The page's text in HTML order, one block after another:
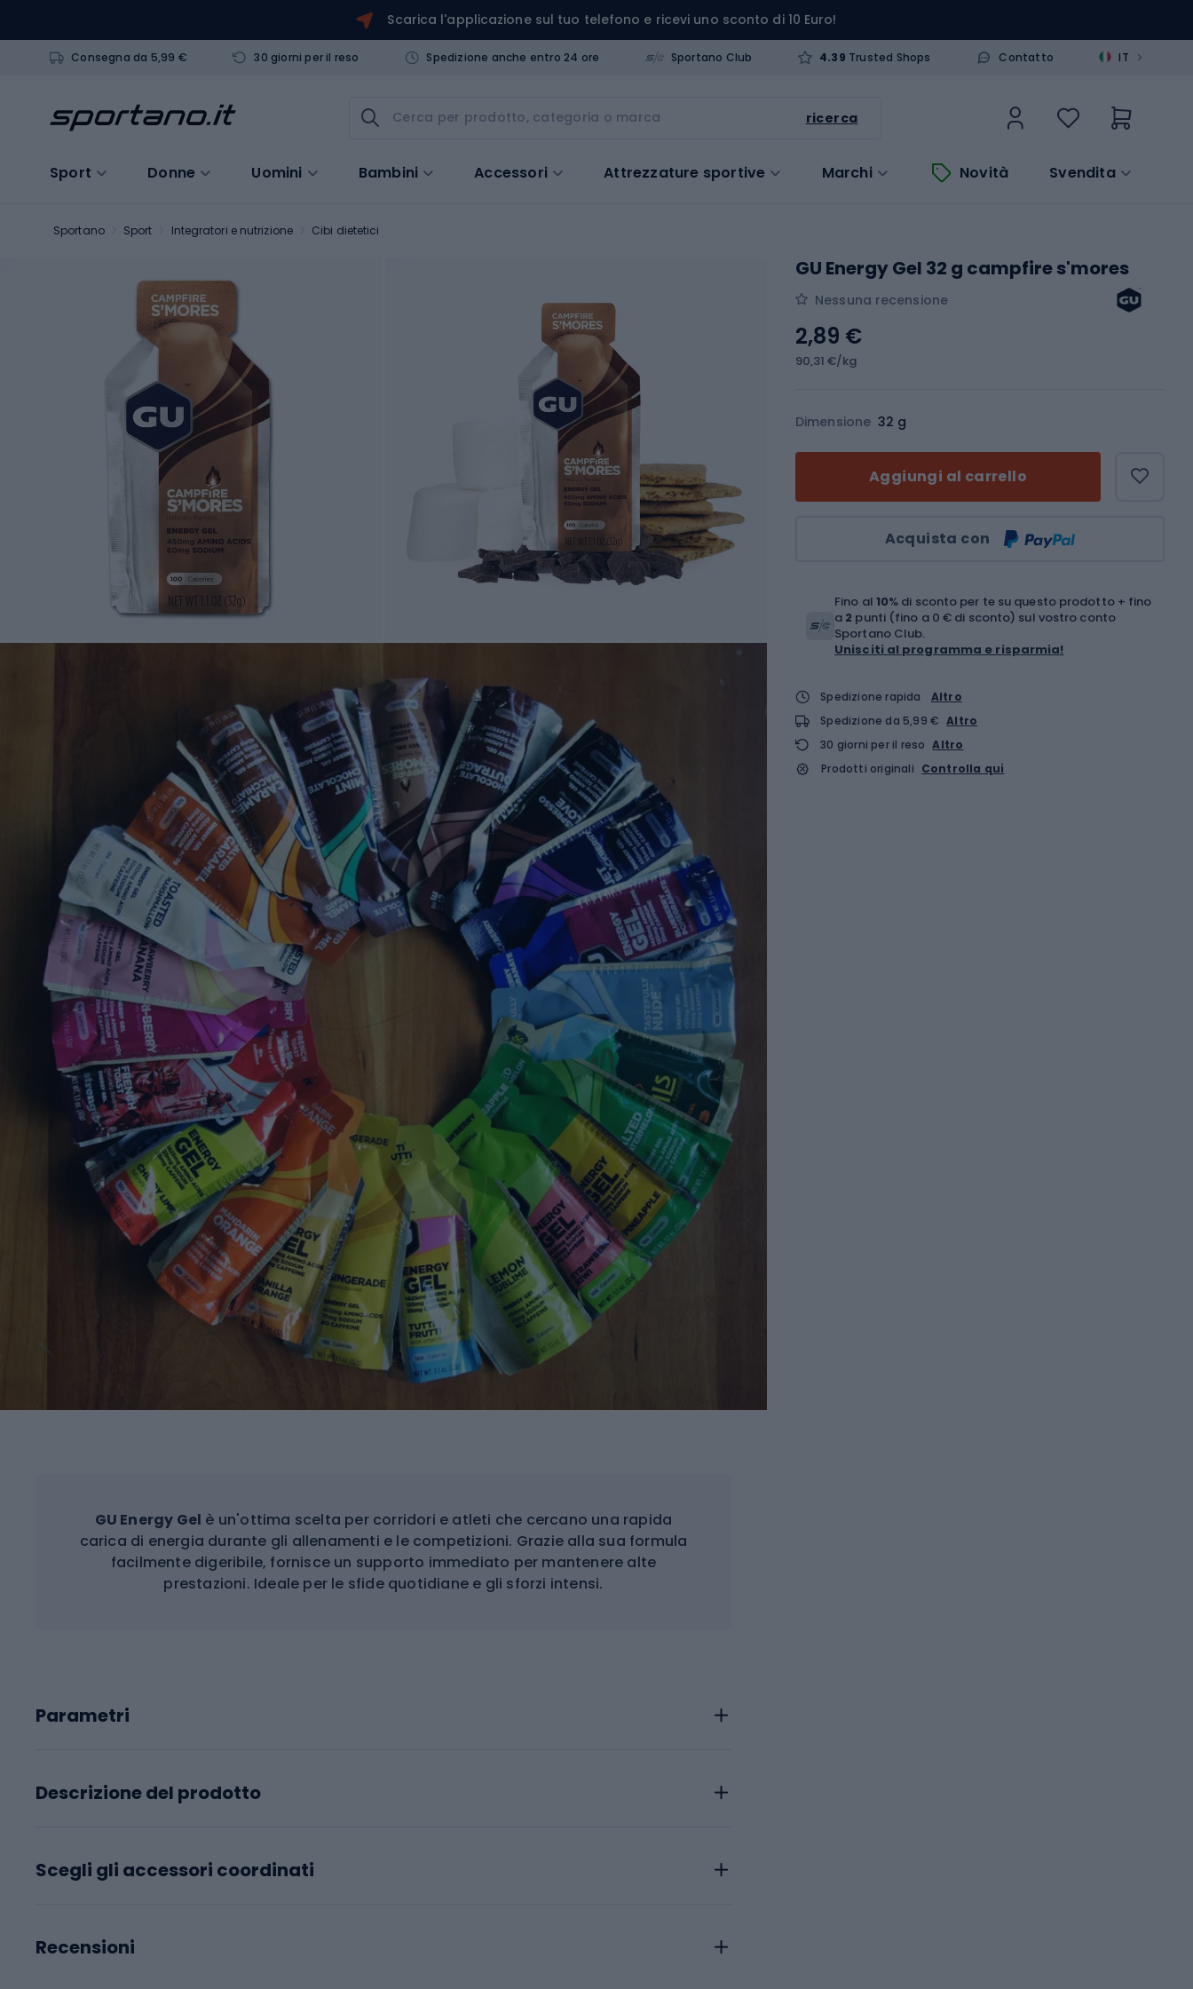
Scarica l'applicazione sul tuo telefono e ricevi uno sconto di 10 Euro!
Consegna da 5,99 € 30 giorni per il reso Spedizione anche entro 24 ore Sportano Club 4.39 Trusted Shops Contatto IT >
ricerca
Sport Donne Uomini Bambini Accessori Attrezzature sportive Marchi Novità Svendita
Sportano Sport Integratori e nutrizione Cibi dietetici
GU Energy Gel è un'ottima scelta per corridori e atleti che cercano una rapida
carica di energia durante gli allenamenti e le competizioni. Grazie alla sua formula
facilmente digeribile, fornisce un supporto immediato per mantenere alte
prestazioni. Ideale per le sfide quotidiane e gli sforzi intensi.
Parametri
Descrizione del prodotto
Scegli gli accessori coordinati
Recensioni
GU Energy Gel 32 g campfire s'mores
Nessuna recensione
Dimensione 32 g
Aggiungi al carrello
Acquista con
2,89 €
90,31 €/kg
Fino al 10% di sconto per te su questo prodotto + fino
a 2 punti (fino a 0 € di sconto) sul vostro conto
Sportano Club.
Unisciti al programma e risparmia!
Spedizione rapida
Altro
Spedizione da 5,99 € Altro
30 giorni per il reso Altro
Prodotti originali Controlla qui